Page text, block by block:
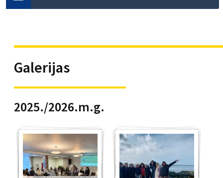
Galerijas
2025./2026.m.g.